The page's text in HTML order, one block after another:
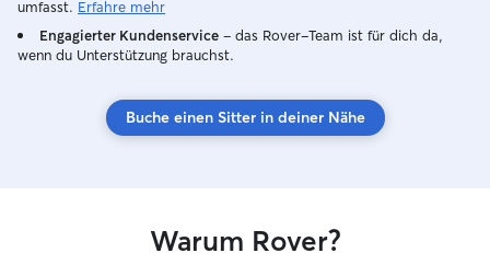
umfasst. Erfahre mehr
Engagierter Kundenservice – das Rover-Team ist für dich da,
wenn du Unterstützung brauchst.
Buche einen Sitter in deiner Nähe
Warum Rover?